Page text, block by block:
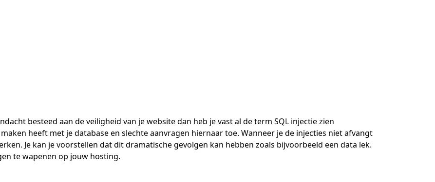
besteed aan de veiligheid van je website dan heb je vast al de term SQL injectie zien
heeft met je database en slechte aanvragen hiernaar toe. Wanneer je de injecties niet afvangt
Je kan je voorstellen dat dit dramatische gevolgen kan hebben zoals bijvoorbeeld een data lek.
te wapenen op jouw hosting.